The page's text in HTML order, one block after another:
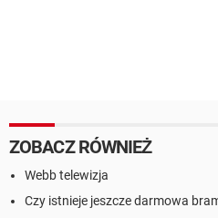
ZOBACZ RÓWNIEŻ
Webb telewizja
Czy istnieje jeszcze darmowa